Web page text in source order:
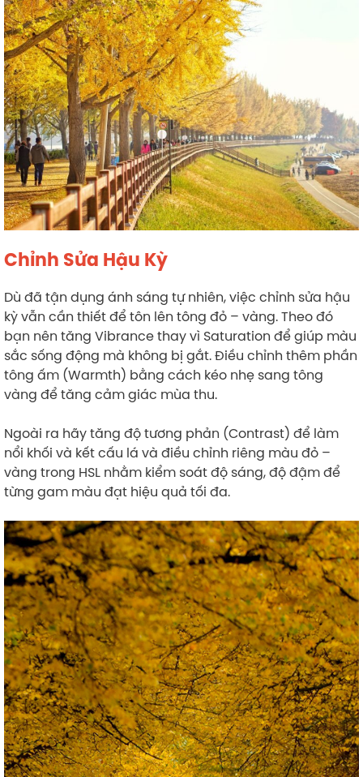
Chỉnh Sửa Hậu Kỳ
Dù đã tận dụng ánh sáng tự nhiên, việc chỉnh sửa hậu
kỳ vẫn cần thiết để tôn lên tông đỏ – vàng. Theo đó
bạn nên tăng Vibrance thay vì Saturation để giúp màu
sắc sống động mà không bị gắt. Điều chỉnh thêm phần
tông ấm (Warmth) bằng cách kéo nhẹ sang tông
vàng để tăng cảm giác mùa thu.
Ngoài ra hãy tăng độ tương phản (Contrast) để làm
nổi khối và kết cấu lá và điều chỉnh riêng màu đỏ –
vàng trong HSL nhằm kiểm soát độ sáng, độ đậm để
từng gam màu đạt hiệu quả tối đa.